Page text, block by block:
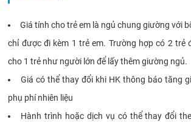
Giá tính cho trẻ em là ngủ chung giường với
chỉ được đi kèm 1 trẻ em. Trường hợp có 2 trẻ
cho 1 trẻ như người lớn để lấy thêm giường ngủ.
Giá có thể thay đổi khi HK thông báo tăng
phụ phí nhiên liệu
Hành trình hoặc dịch vụ có thể thay đổi